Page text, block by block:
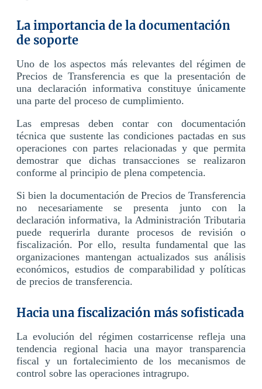
La importancia de la documentación
de soporte
Uno de los aspectos más relevantes del régimen de
Precios de Transferencia es que la presentación de
una declaración informativa constituye únicamente
una parte del proceso de cumplimiento.
Las empresas deben contar con documentación
técnica que sustente las condiciones pactadas en sus
operaciones con partes relacionadas y que permita
demostrar que dichas transacciones se realizaron
conforme al principio de plena competencia.
Si bien la documentación de Precios de Transferencia
no necesariamente se presenta junto con la
declaración informativa, la Administración Tributaria
puede requerirla durante procesos de revisión o
fiscalización. Por ello, resulta fundamental que las
organizaciones mantengan actualizados sus análisis
económicos, estudios de comparabilidad y políticas
de precios de transferencia.
Hacia una fiscalización más sofisticada
La evolución del régimen costarricense refleja una
tendencia regional hacia una mayor transparencia
fiscal y un fortalecimiento de los mecanismos de
control sobre las operaciones intragrupo.